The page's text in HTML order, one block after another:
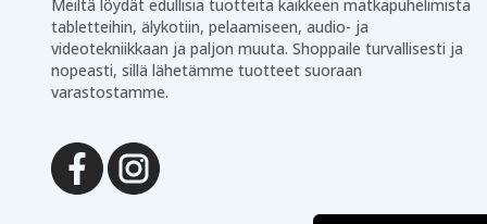
Meiltä löydät edullisia tuotteita kaikkeen matkapuhelimista
tabletteihin, älykotiin, pelaamiseen, audio- ja
videotekniikkaan ja paljon muuta. Shoppaile turvallisesti ja
nopeasti, sillä lähetämme tuotteet suoraan
varastostamme.